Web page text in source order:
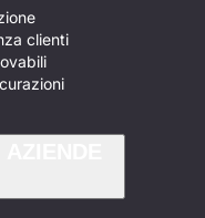
clienti